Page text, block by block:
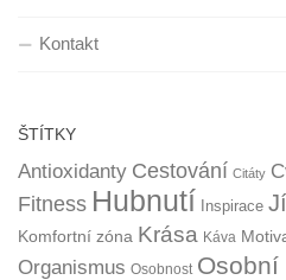
Kontakt
ŠTÍTKY
Antioxidanty Cestování Citáty
Fitness Hubnutí Inspirace
Komfortní zóna Krása Káva
Organismus Osobnost Osobní